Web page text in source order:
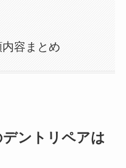
容まとめ
ントリペアは